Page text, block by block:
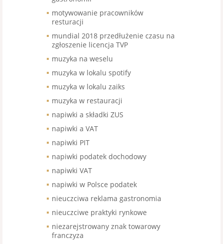
motywowanie pracowników
resturacji
mundial 2018 przedłużenie czasu na
zgłoszenie licencja TVP
muzyka na weselu
muzyka w lokalu spotify
muzyka w lokalu zaiks
muzyka w restauracji
napiwki a składki ZUS
napiwki a VAT
napiwki PIT
napiwki podatek dochodowy
napiwki VAT
napiwki w Polsce podatek
nieuczciwa reklama gastronomia
nieuczciwe praktyki rynkowe
niezarejstrowany znak towarowy
franczyza